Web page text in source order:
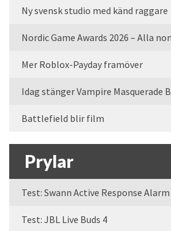
Ny svensk studio med känd raggare
Nordic Game Awards 2026 – Alla
Mer Roblox-Payday framöver
Idag stänger Vampire Masquerade
Battlefield blir film
Prylar
Test: Swann Active Response Alarm
Test: JBL Live Buds 4